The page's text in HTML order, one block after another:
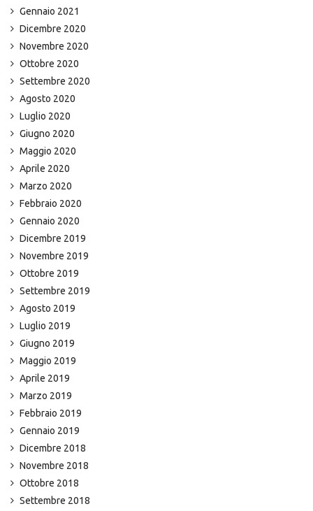
Gennaio 2021
Dicembre 2020
Novembre 2020
Ottobre 2020
Settembre 2020
Agosto 2020
Luglio 2020
Giugno 2020
Maggio 2020
Aprile 2020
Marzo 2020
Febbraio 2020
Gennaio 2020
Dicembre 2019
Novembre 2019
Ottobre 2019
Settembre 2019
Agosto 2019
Luglio 2019
Giugno 2019
Maggio 2019
Aprile 2019
Marzo 2019
Febbraio 2019
Gennaio 2019
Dicembre 2018
Novembre 2018
Ottobre 2018
Settembre 2018